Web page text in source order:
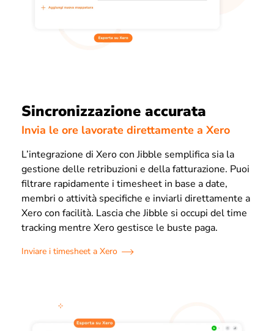
Sincronizzazione accurata
Invia le ore lavorate direttamente a Xero
L’integrazione di Xero con Jibble semplifica sia la
gestione delle retribuzioni e della fatturazione. Puoi
filtrare rapidamente i timesheet in base a date,
membri o attività specifiche e inviarli direttamente a
Xero con facilità. Lascia che Jibble si occupi del time
tracking mentre Xero gestisce le buste paga.
Inviare i timesheet a Xero